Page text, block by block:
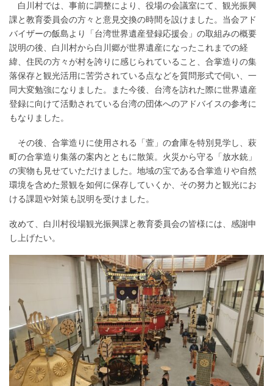
白川村では、事前に調整により、役場の会議室にて、観光振興
課と教育委員会の方々と意見交換の時間を設けました。当会アド
バイザーの飯島より「台湾世界遺産登録応援会」の取組みの概要
説明の後、白川村から白川郷が世界遺産になったこれまでの経
緯、住民の方々が村を誇りに感じられていること、合掌造りの集
落保存と観光活用に苦労されている点などを質問形式で伺い、一
同大変勉強になりました。また今後、台湾を訪れた際に世界遺産
登録に向けて活動されている台湾の団体へのアドバイスの参考に
もなりました。
その後、合掌造りに使用される「萱」の倉庫を特別見学し、萩
町の合掌造り集落の案内とともに散策。火災から守る「放水銃」
の実物も見せていただけました。地域の宝である合掌造りや自然
環境を含めた景観を如何に保存していくか、その努力と観光にお
ける課題や対策も説明を受けました。
改めて、白川村役場観光振興課と教育委員会の皆様には、感謝申
し上げたい。